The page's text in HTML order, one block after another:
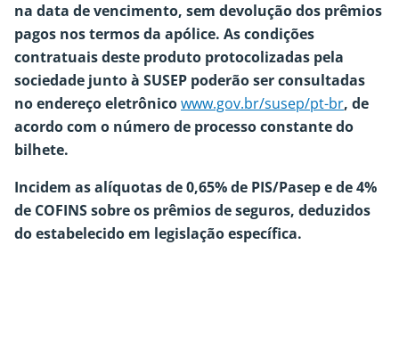
na data de vencimento, sem devolução dos prêmios
pagos nos termos da apólice. As condições
contratuais deste produto protocolizadas pela
sociedade junto à SUSEP poderão ser consultadas
no endereço eletrônicowww.gov.br/susep/pt-br, de
acordo com o número de processo constante do
bilhete.
Incidem as alíquotas de 0,65% de PIS/Pasep e de 4%
de COFINS sobre os prêmios de seguros, deduzidos
do estabelecido em legislação específica.